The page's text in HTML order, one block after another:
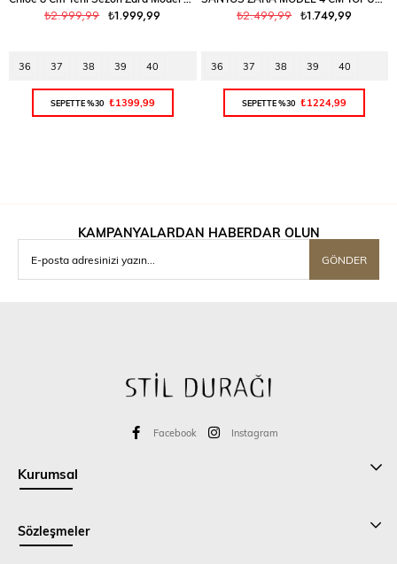
₺1.999,99
₺2.999,99
36 37 38 39 40
SEPETTE %30 ₺1399,99
₺1.749,99
₺2.499,99
36 37 38 39 40
SEPETTE %30 ₺1224,99
KAMPANYALARDAN HABERDAR OLUN
GÖNDER
Facebook Instagram
Kurumsal
Sözleşmeler